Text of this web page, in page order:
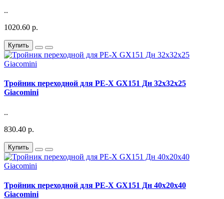
..
1020.60 р.
Купить
Тройник переходной для PE-X GX151 Дн 32х32х25
Giacomini
..
830.40 р.
Купить
Тройник переходной для PE-X GX151 Дн 40х20х40
Giacomini